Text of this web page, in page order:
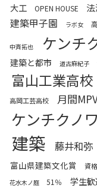
大工 OPEN HOUSE
建築甲子園 ラボ女
中斉拓也 ケンチ
建築と都市
道古麻紀子
富山工業高校
高岡工芸高校 月間
ケンチクノワ
建築 藤井和弥
富山県建築文化賞 資格
花水木ノ庭
51％ 学生歓